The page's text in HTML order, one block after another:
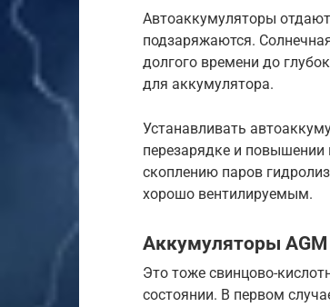
Автоаккумуляторы
подзаряжаются.
долгого времени до
для аккумулятора.
Устанавливать
перезарядке и повышении
скоплению паров
хорошо вентилируемым.
Аккумуляторы AGM
Это тоже свинцово-
состоянии. В первом